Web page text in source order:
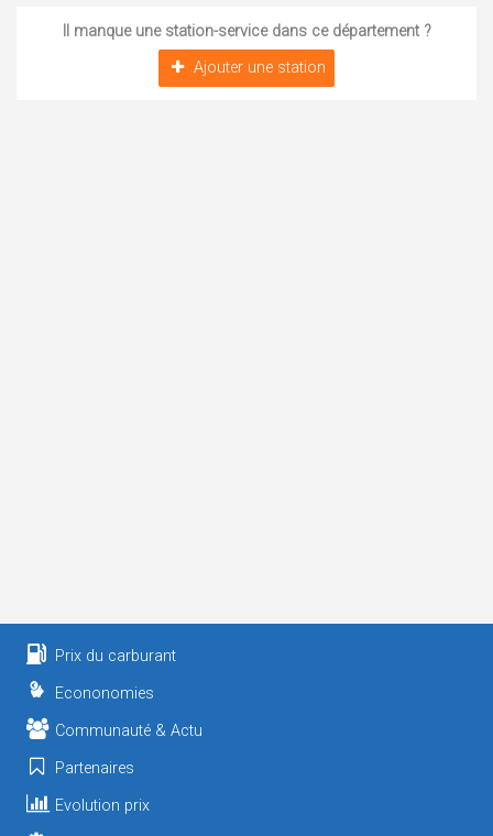
Il manque une station-service dans ce département ?
Ajouter une station
Prix du carburant
Econonomies
Communauté & Actu
Partenaires
Evolution prix